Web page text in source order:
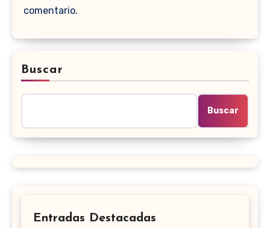
comentario.
Buscar
Buscar
Entradas Destacadas